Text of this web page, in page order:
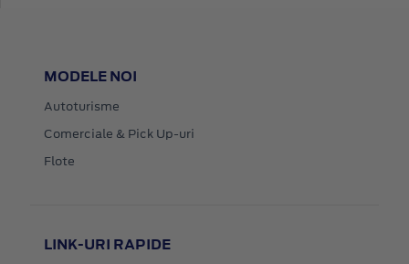
MODELE NOI
Autoturisme
Comerciale & Pick Up-uri
Flote
LINK-URI RAPIDE